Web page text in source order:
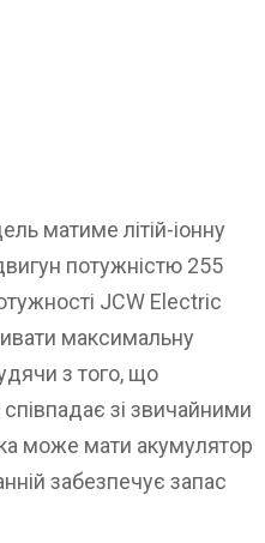
матиме літій-іонну
потужністю 255
JCW Electric
максимальну
з того, що
зі звичайними
може мати акумулятор
забезпечує запас